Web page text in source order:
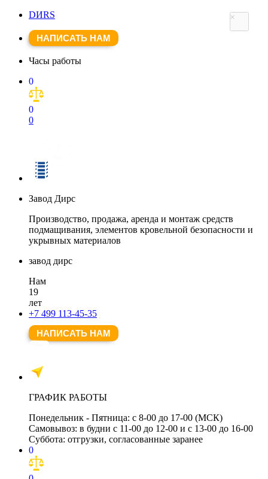
DИRS
НАПИСАТЬ НАМ
Часы работы
0
0
0
Завод Дирс
Производство, продажа, аренда и монтаж средств
подмащивания, элементов кровельной безопасности и
укрывных материалов
завод дирс
Нам
19
лет
+7 499 113-45-35
НАПИСАТЬ НАМ
ГРАФИК РАБОТЫ
Понедельник - Пятница: с 8-00 до 17-00 (МСК)
Самовывоз: в будни с 11-00 до 12-00 и с 13-00 до 16-00
Суббота: отгрузки, согласованные заранее
0
×